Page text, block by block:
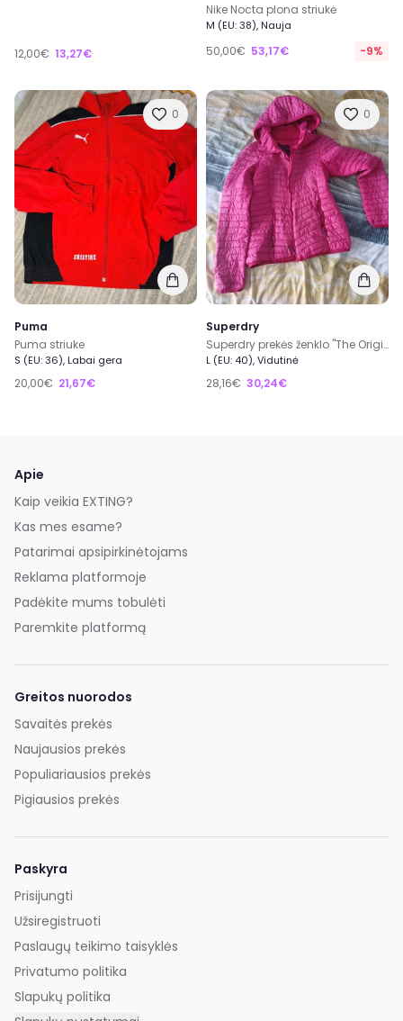
12,00€ 13,27€
Nike Nocta plona striukė
M (EU: 38), Nauja
50,00€ 53,17€ -9%
0
Puma
Puma striuke
S (EU: 36), Labai gera
20,00€ 21,67€
0
Superdry
Superdry prekės ženklo "The Original Quilted Fuji" modelio rožinė dygsniuota striukė su gobtuvu.
L (EU: 40), Vidutinė
28,16€ 30,24€
Apie
Kaip veikia EXTING?
Kas mes esame?
Patarimai apsipirkinėtojams
Reklama platformoje
Padėkite mums tobulėti
Paremkite platformą
Greitos nuorodos
Savaitės prekės
Naujausios prekės
Populiariausios prekės
Pigiausios prekės
Paskyra
Prisijungti
Užsiregistruoti
Paslaugų teikimo taisyklės
Privatumo politika
Slapukų politika